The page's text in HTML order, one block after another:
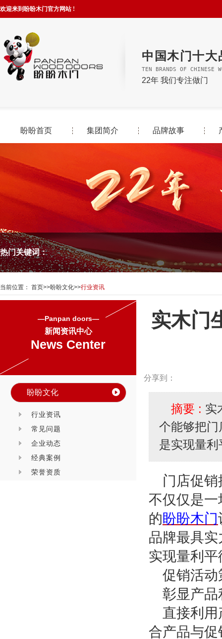
欢迎来到盼盼木门官方网站 !
中国木门十大
TEN BRANDS OF CHINESE
22年 我们专注做门
盼盼首页 集团简介 品牌故事
热门关键词：
当前位置： 首页>>盼盼文化>>行业资讯
—Panpan doors—
新闻资讯中心
News Center
盼盼文化
行业资讯
常见问题
企业动态
经典案例
荣誉资质
实木门
分享到：
摘要 : 实
个能够把
是实现量
门店促
不仅仅是
的盼盼木门
品牌最具
实现量利
促销活动
彰显产品
直接利
合产品与